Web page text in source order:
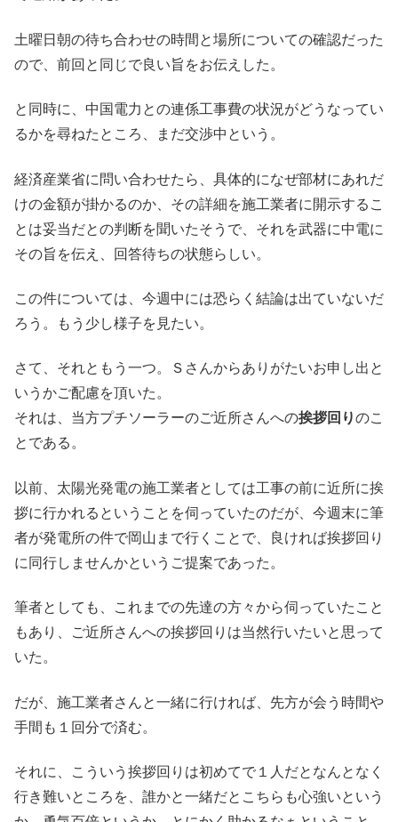
土曜日朝の待ち合わせの時間と場所についての確認だった
ので、前回と同じで良い旨をお伝えした。
と同時に、中国電力との連係工事費の状況がどうなってい
るかを尋ねたところ、まだ交渉中という。
経済産業省に問い合わせたら、具体的になぜ部材にあれだ
けの金額が掛かるのか、その詳細を施工業者に開示するこ
とは妥当だとの判断を聞いたそうで、それを武器に中電に
その旨を伝え、回答待ちの状態らしい。
この件については、今週中には恐らく結論は出ていないだ
ろう。もう少し様子を見たい。
さて、それともう一つ。Ｓさんからありがたいお申し出と
いうかご配慮を頂いた。
それは、当方プチソーラーのご近所さんへの挨拶回りのこ
とである。
以前、太陽光発電の施工業者としては工事の前に近所に挨
拶に行かれるということを伺っていたのだが、今週末に筆
者が発電所の件で岡山まで行くことで、良ければ挨拶回り
に同行しませんかというご提案であった。
筆者としても、これまでの先達の方々から伺っていたこと
もあり、ご近所さんへの挨拶回りは当然行いたいと思って
いた。
だが、施工業者さんと一緒に行ければ、先方が会う時間や
手間も１回分で済む。
それに、こういう挨拶回りは初めてで１人だとなんとなく
行き難いところを、誰かと一緒だとこちらも心強いという